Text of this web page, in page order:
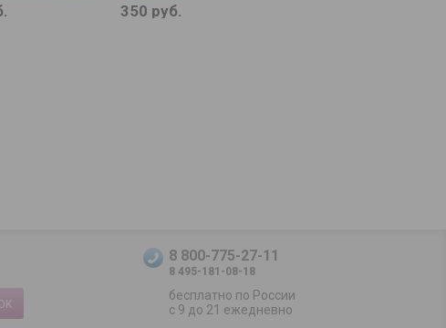
350 руб.
8 800-775-27-11
8 495-181-08-18
бесплатно по России
с 9 до 21 ежедневно